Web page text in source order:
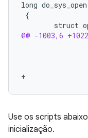
@@ -1003,6
Use os scripts
inicialização.